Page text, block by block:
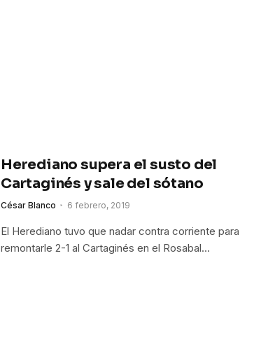
Herediano supera el susto del
Cartaginés y sale del sótano
César Blanco 6 febrero, 2019
El Herediano tuvo que nadar contra corriente para
remontarle 2-1 al Cartaginés en el Rosabal…